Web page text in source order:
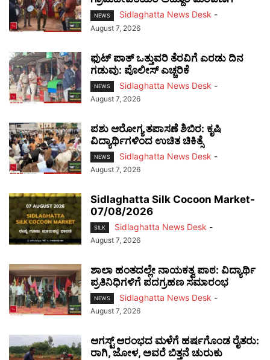
NEWS Sidlaghatta News Desk -
August 7, 2026
ಫುಟ್‌ ಪಾತ್ ಒತ್ತುವರಿ ತೆರವಿಗೆ ಎರಡು ದಿನ
ಗಡುವು: ಪೊಲೀಸ್ ಎಚ್ಚರಿಕೆ
NEWS Sidlaghatta News Desk -
August 7, 2026
ಪಶು ಆರೋಗ್ಯ ತಪಾಸಣೆ ಶಿಬಿರ: ಕೃಷಿ
ವಿದ್ಯಾರ್ಥಿಗಳಿಂದ ಉಚಿತ ಚಿಕಿತ್ಸೆ
NEWS Sidlaghatta News Desk -
August 7, 2026
Sidlaghatta Silk Cocoon Market-
07/08/2026
SILK Sidlaghatta News Desk -
August 7, 2026
ಶಾಲಾ ಹಂತದಲ್ಲೇ ನಾಯಕತ್ವ ಪಾಠ: ವಿದ್ಯಾರ್ಥಿ
ಪ್ರತಿನಿಧಿಗಳಿಗೆ ಪದಗ್ರಹಣ ಸಮಾರಂಭ
NEWS Sidlaghatta News Desk -
August 7, 2026
ಆಗಸ್ಟ್ ಆರಂಭದ ಮಳೆಗೆ ಹರ್ಷಗೊಂಡ ರೈತರು:
ರಾಗಿ, ಜೋಳ, ಅವರೆ ಬಿತ್ತನೆ ಚುರುಕು